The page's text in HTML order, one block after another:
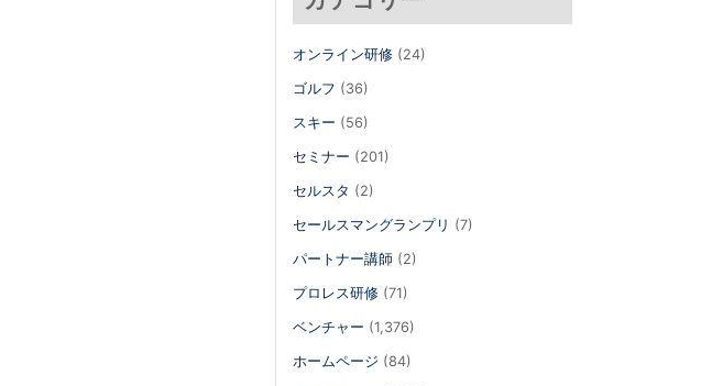
オンライン研修 (24)
ゴルフ (36)
スキー (56)
セミナー (201)
セルスタ (2)
セールスマングランプリ (7)
パートナー講師 (2)
プロレス研修 (71)
ベンチャー (1,376)
ホームページ (84)